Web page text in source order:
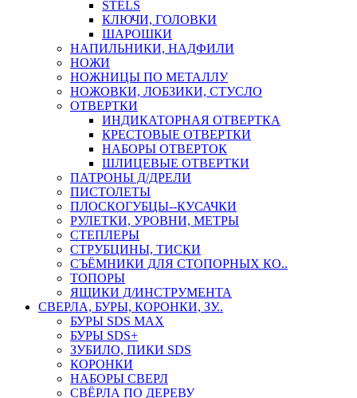
STELS
КЛЮЧИ, ГОЛОВКИ
ШАРОШКИ
НАПИЛЬНИКИ, НАДФИЛИ
НОЖИ
НОЖНИЦЫ ПО МЕТАЛЛУ
НОЖОВКИ, ЛОБЗИКИ, СТУСЛО
ОТВЕРТКИ
ИНДИКАТОРНАЯ ОТВЕРТКА
КРЕСТОВЫЕ ОТВЕРТКИ
НАБОРЫ ОТВЕРТОК
ШЛИЦЕВЫЕ ОТВЕРТКИ
ПАТРОНЫ Д/ДРЕЛИ
ПИСТОЛЕТЫ
ПЛОСКОГУБЦЫ--КУСАЧКИ
РУЛЕТКИ, УРОВНИ, МЕТРЫ
СТЕПЛЕРЫ
СТРУБЦИНЫ, ТИСКИ
СЪЁМНИКИ ДЛЯ СТОПОРНЫХ КО..
ТОПОРЫ
ЯЩИКИ Д/ИНСТРУМЕНТА
СВЕРЛА, БУРЫ, КОРОНКИ, ЗУ..
БУРЫ SDS MAX
БУРЫ SDS+
ЗУБИЛО, ПИКИ SDS
КОРОНКИ
НАБОРЫ СВЕРЛ
СВЁРЛА ПО ДЕРЕВУ